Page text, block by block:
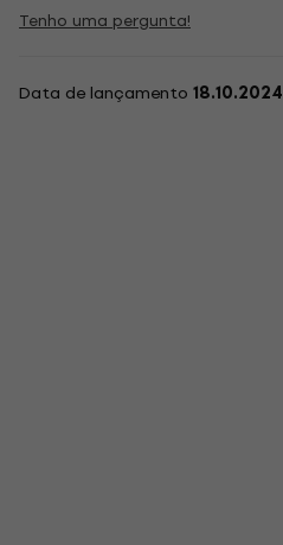
Tenho uma pergunta!
Data de lançamento 18.10.2024